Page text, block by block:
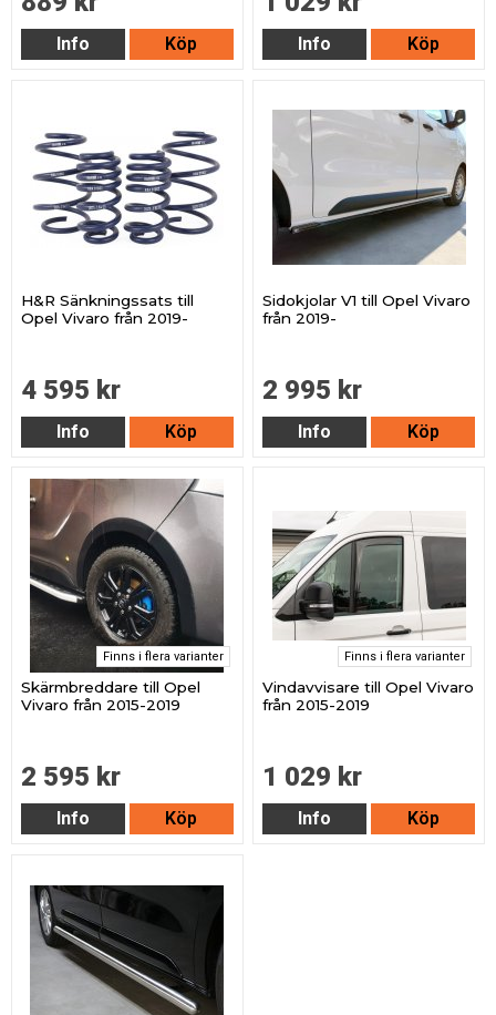
Info Köp Info Köp
H&R Sänkningssats till
Opel Vivaro från 2019-
4 595 kr
Info Köp
Sidokjolar V1 till Opel Vivaro
från 2019-
2 995 kr
Info Köp
Finns i flera varianter
Skärmbreddare till Opel
Vivaro från 2015-2019
2 595 kr
Info Köp
Finns i flera varianter
Vindavvisare till Opel Vivaro
från 2015-2019
1 029 kr
Info Köp